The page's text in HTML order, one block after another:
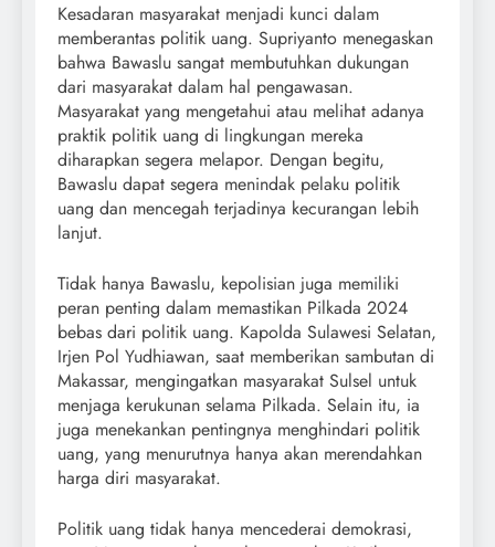
Kesadaran masyarakat menjadi kunci dalam
memberantas politik uang. Supriyanto menegaskan
bahwa Bawaslu sangat membutuhkan dukungan
dari masyarakat dalam hal pengawasan.
Masyarakat yang mengetahui atau melihat adanya
praktik politik uang di lingkungan mereka
diharapkan segera melapor. Dengan begitu,
Bawaslu dapat segera menindak pelaku politik
uang dan mencegah terjadinya kecurangan lebih
lanjut.
Tidak hanya Bawaslu, kepolisian juga memiliki
peran penting dalam memastikan Pilkada 2024
bebas dari politik uang. Kapolda Sulawesi Selatan,
Irjen Pol Yudhiawan, saat memberikan sambutan di
Makassar, mengingatkan masyarakat Sulsel untuk
menjaga kerukunan selama Pilkada. Selain itu, ia
juga menekankan pentingnya menghindari politik
uang, yang menurutnya hanya akan merendahkan
harga diri masyarakat.
Politik uang tidak hanya mencederai demokrasi,